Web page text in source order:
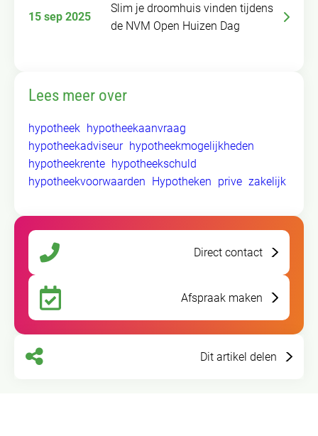
15 sep 2025
Slim je droomhuis vinden tijdens
de NVM Open Huizen Dag
Lees meer over
hypotheek hypotheekaanvraag
hypotheekadviseur hypotheekmogelijkheden
hypotheekrente hypotheekschuld
hypotheekvoorwaarden Hypotheken prive zakelijk
Direct contact
Afspraak maken
Dit artikel delen